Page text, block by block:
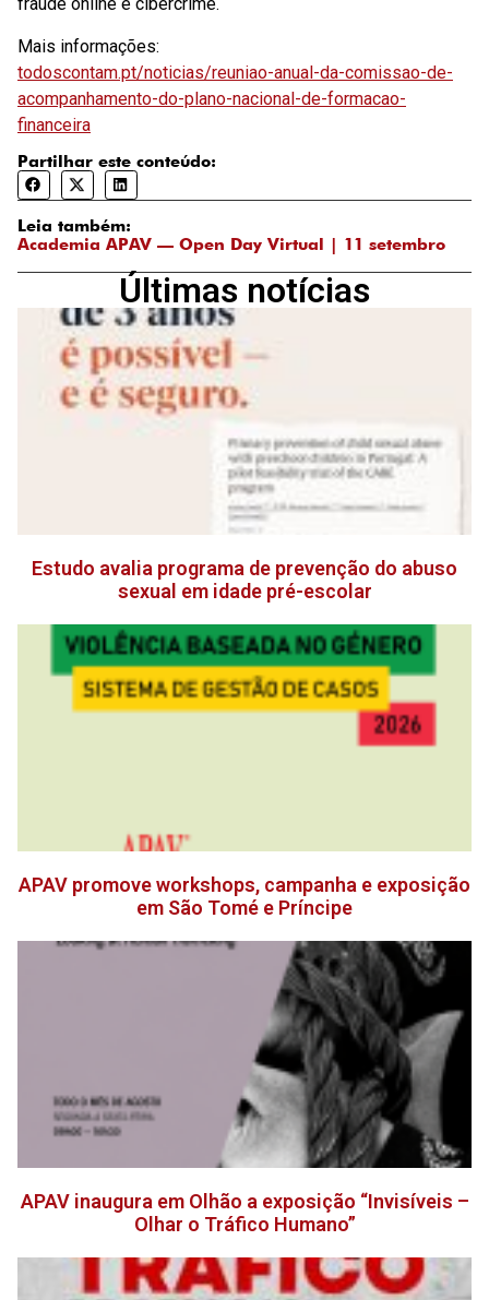
Mais informações:
todoscontam.pt/noticias/reuniao-anual-da-comissao-de-
acompanhamento-do-plano-nacional-de-formacao-
financeira
Partilhar este conteúdo:
Leia também:
Academia APAV — Open Day Virtual | 11 setembro
Últimas notícias
Estudo avalia programa de prevenção do abuso
sexual em idade pré-escolar
APAV promove workshops, campanha e exposição
em São Tomé e Príncipe
APAV inaugura em Olhão a exposição “Invisíveis –
Olhar o Tráfico Humano”